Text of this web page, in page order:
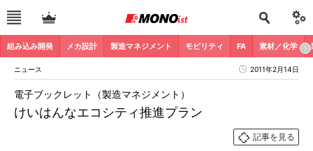
組み込み開発 メカ設計 製造マネジメント モビリティ FA 素材／化学
ニュース 2011年2月14日
けいはんなエコシティ推進プラン
電子ブックレット（製造マネジメント）
記事を見る